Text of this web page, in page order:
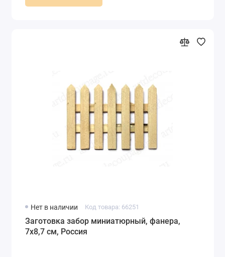
Нет в наличии Код товара: 66251
Заготовка забор миниатюрный, фанера,
7х8,7 см, Россия